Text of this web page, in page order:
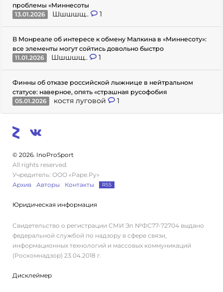
проблемы «Миннесоты
13.01.2026
Шшшшщ.. 1
В Монреале об интересе к обмену Малкина в «Миннесоту»:
все элементы могут сойтись довольно быстро
11.01.2026
Шшшшщ.. 1
Финны об отказе российской лыжнице в нейтральном
статусе: наверное, опять «страшная русофобия
05.01.2026
костя луговой 1
© 2026. InoProSport
All rights reserved.
Учредитель: ООО «Раре.Ру»
Архив
Авторы Контакты RSS
Юридическая информация
Свидетельство о регистрации СМИ Эл №ФС77-72704 выдано
федеральной службой по надзору в сфере связи,
информационных технологий и массовых коммуникаций
(Роскомнадзор) 23.04.2018 г.
Дисклеймер